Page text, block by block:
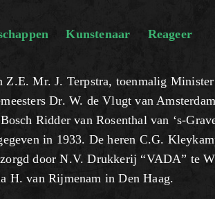
Kunstenaar Reageer
Z.E. Mr. J. Terpstra, toenmalig
Dr. W. de Vlugt van
Ridder van Rosenthal van ‘s-
in 1933. De heren C.G.
door N.V. Drukkerij “VADA” te
H. van Rijmenam in Den Haag.